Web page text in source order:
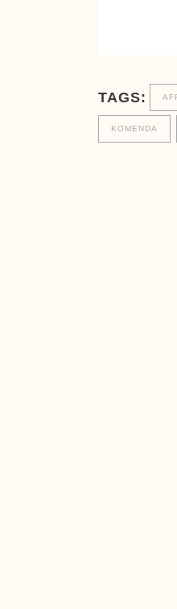
TAGS:
KOMENDA